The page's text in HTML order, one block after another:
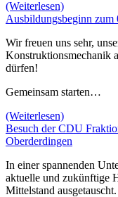
(Weiterlesen)
Ausbildungsbeginn zum
Wir freuen uns sehr,
Konstruktionsmechanik
dürfen!
Gemeinsam starten…
(Weiterlesen)
Besuch der CDU
Oberderdingen
In einer spannenden
aktuelle und zukünftige
Mittelstand